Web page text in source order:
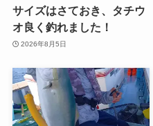
サイズはさておき、タチウ
オ良く釣れました！
2026年8月5日